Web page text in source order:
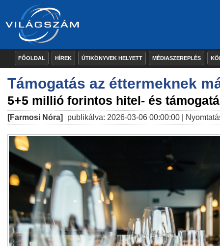
FŐOLDAL HÍREK ÚTIKÖNYVEK HELYETT MÉDIASZEREPLÉS
Támogatás az éttermeknek
5+5 millió forintos hitel- és
[Farmosi Nóra] publikálva: 2026-03-06 00:00:00 |